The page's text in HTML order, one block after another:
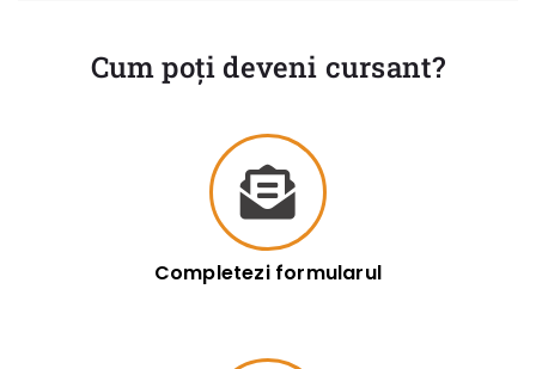
Cum poți deveni cursant?
Completezi formularul